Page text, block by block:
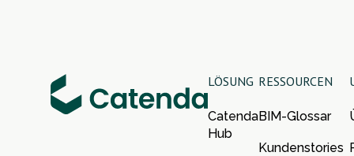
LÖSUNG
Catenda
Hub
RESSOURCEN
BIM-Glossar
Kundenstories